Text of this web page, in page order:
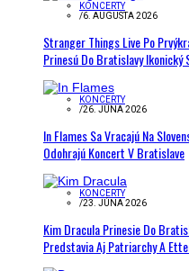
KONCERTY
/6. AUGUSTA 2026
Stranger Things Live Po
Prinesú Do Bratislavy Ikonický
KONCERTY
/26. JÚNA 2026
In Flames Sa Vracajú Na
Odohrajú Koncert V Bratislave
KONCERTY
/23. JÚNA 2026
Kim Dracula Prinesie Do
Predstavia Aj Patriarchy A